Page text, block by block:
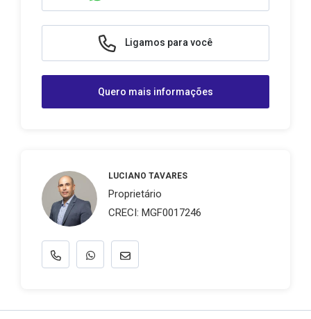
Ligamos para você
Quero mais informações
LUCIANO TAVARES
Proprietário
CRECI: MGF0017246